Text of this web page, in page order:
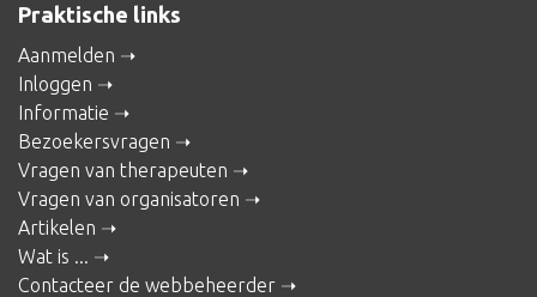
Praktische links
Aanmelden
Inloggen
Informatie
Bezoekersvragen
Vragen van therapeuten
Vragen van organisatoren
Artikelen
Wat is ...
Contacteer de webbeheerder